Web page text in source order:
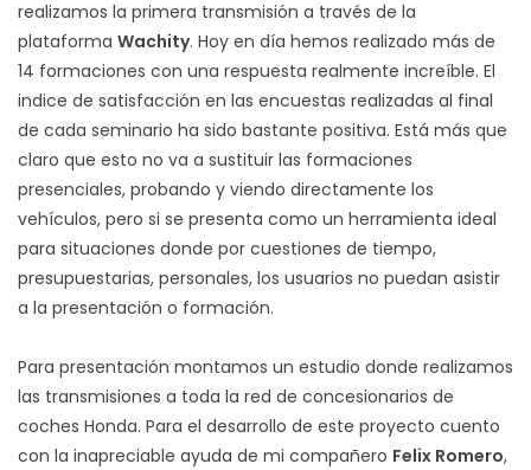
realizamos la primera transmisión a través de la
plataforma Wachity. Hoy en día hemos realizado más de
14 formaciones con una respuesta realmente increíble. El
indice de satisfacción en las encuestas realizadas al final
de cada seminario ha sido bastante positiva. Está más que
claro que esto no va a sustituir las formaciones
presenciales, probando y viendo directamente los
vehículos, pero si se presenta como un herramienta ideal
para situaciones donde por cuestiones de tiempo,
presupuestarias, personales, los usuarios no puedan asistir
a la presentación o formación.
Para presentación montamos un estudio donde realizamos
las transmisiones a toda la red de concesionarios de
coches Honda. Para el desarrollo de este proyecto cuento
con la inapreciable ayuda de mi compañero Felix Romero,